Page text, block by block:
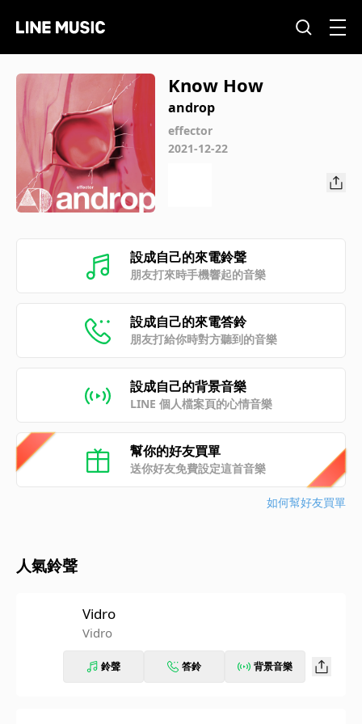
Know How
androp
effector
2021-12-22
設成自己的來電鈴聲
朋友打來時手機響起的音樂
設成自己的來電答鈴
朋友打給你時對方聽到的音樂
設成自己的背景音樂
LINE 個人檔案頁的心情音樂
幫你的好友買單
送你好友免費設定這首音樂
如何幫好友買單
人氣鈴聲
Vidro
Vidro
鈴聲 答鈴 背景音樂